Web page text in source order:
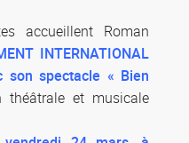
accueillent Roman
INTERNATIONAL
son spectacle « Bien
théâtrale et musicale